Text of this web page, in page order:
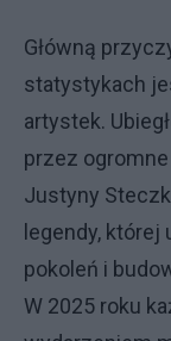
Główną
statystykach
artystek.
przez
Justyny
legendy, której
pokoleń i
W 2025 roku